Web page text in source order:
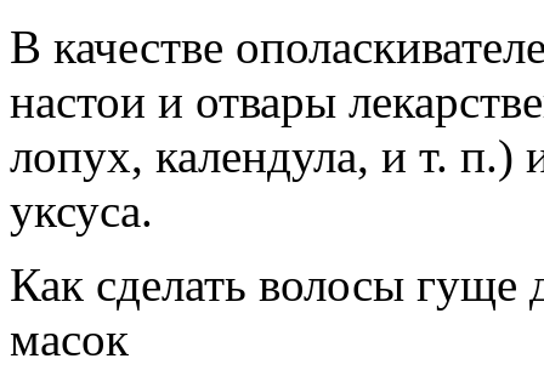
В качестве
настои и отвары
лопух, календула, и т. п.)
уксуса.
Как сделать волосы
масок